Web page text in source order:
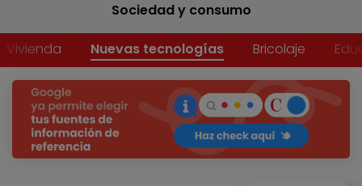
Sociedad y consumo
Vivienda Nuevas tecnologías Bricolaje